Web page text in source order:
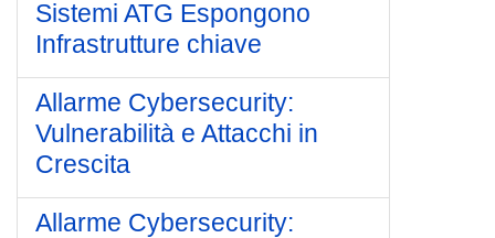
Sistemi ATG Espongono
Infrastrutture chiave
Allarme Cybersecurity:
Vulnerabilità e Attacchi in
Crescita
Allarme Cybersecurity: